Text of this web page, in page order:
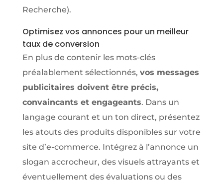
Recherche).
Optimisez vos annonces pour un meilleur
taux de conversion
En plus de contenir les mots-clés
préalablement sélectionnés, vos messages
publicitaires doivent être précis,
convaincants et engageants. Dans un
langage courant et un ton direct, présentez
les atouts des produits disponibles sur votre
site d’e-commerce. Intégrez à l’annonce un
slogan accrocheur, des visuels attrayants et
éventuellement des évaluations ou des